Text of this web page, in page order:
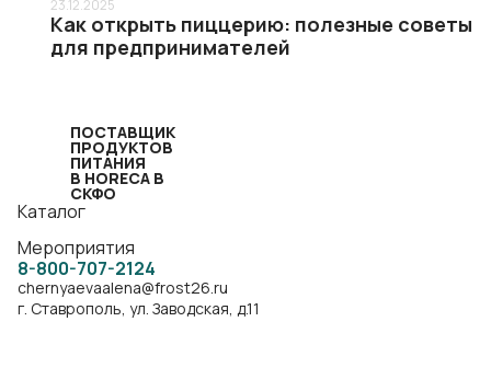
23.12.2025
Как открыть пиццерию: полезные советы
для предпринимателей
ПОСТАВЩИК
ПРОДУКТОВ
ПИТАНИЯ
В HORECA В
СКФО
Каталог
Мероприятия
8-800-707-2124
chernyaevaalena@frost26.ru
г. Ставрополь, ул. Заводская, д.11